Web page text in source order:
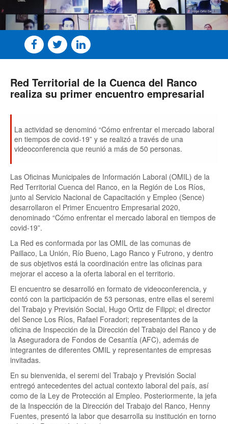
Red Territorial de la Cuenca del Ranco
realiza su primer encuentro empresarial
La actividad se denominó “Cómo enfrentar el mercado laboral
en tiempos de covid-19” y se realizó a través de una
videoconferencia que reunió a más de 50 personas.
Las Oficinas Municipales de Información Laboral (OMIL) de la
Red Territorial Cuenca del Ranco, en la Región de Los Ríos,
junto al Servicio Nacional de Capacitación y Empleo (Sence)
desarrollaron el Primer Encuentro Empresarial 2020,
denominado “Cómo enfrentar el mercado laboral en tiempos de
covid-19”.
La Red es conformada por las OMIL de las comunas de
Paillaco, La Unión, Río Bueno, Lago Ranco y Futrono, y dentro
de sus objetivos está la coordinación entre las oficinas para
mejorar el acceso a la oferta laboral en el territorio.
El encuentro se desarrolló en formato de videoconferencia, y
contó con la participación de 53 personas, entre ellas el seremi
del Trabajo y Previsión Social, Hugo Ortiz de Filippi; el director
del Sence Los Ríos, Rafael Foradori; representantes de la
oficina de Inspección de la Dirección del Trabajo del Ranco y de
la Aseguradora de Fondos de Cesantía (AFC), además de
integrantes de diferentes OMIL y representantes de empresas
invitadas.
En su bienvenida, el seremi del Trabajo y Previsión Social
entregó antecedentes del actual contexto laboral del país, así
como de la Ley de Protección al Empleo. Posteriormente, la jefa
de la Inspección de la Dirección del Trabajo del Ranco, Henny
Fuentes, presentó la labor que desarrolla su institución en torno